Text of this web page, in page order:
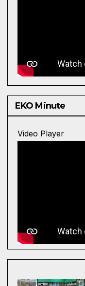
EKO Minute
Video Player